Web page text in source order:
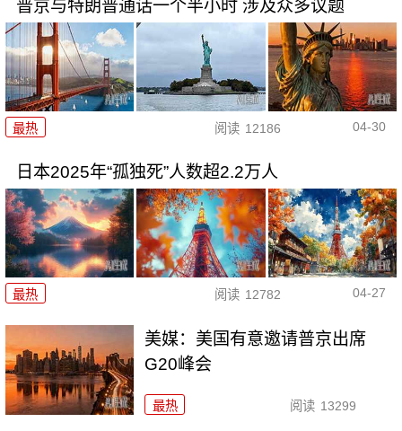
普京与特朗普通话一个半小时 涉及众多议题
最热 阅读 12186 04-30
日本2025年“孤独死”人数超2.2万人
最热 阅读 12782 04-27
美媒：美国有意邀请普京出席
G20峰会
最热 阅读 13299